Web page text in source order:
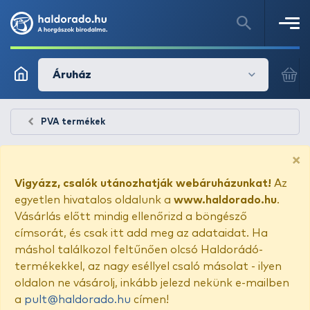
Áruház
PVA termékek
×
Vigyázz, csalók utánozhatják webáruházunkat! Az
egyetlen hivatalos oldalunk a www.haldorado.hu.
Vásárlás előtt mindig ellenőrizd a böngésző
címsorát, és csak itt add meg az adataidat. Ha
máshol találkozol feltűnően olcsó Haldorádó-
termékekkel, az nagy eséllyel csaló másolat - ilyen
oldalon ne vásárolj, inkább jelezd nekünk e-mailben
a pult@haldorado.hu címen!